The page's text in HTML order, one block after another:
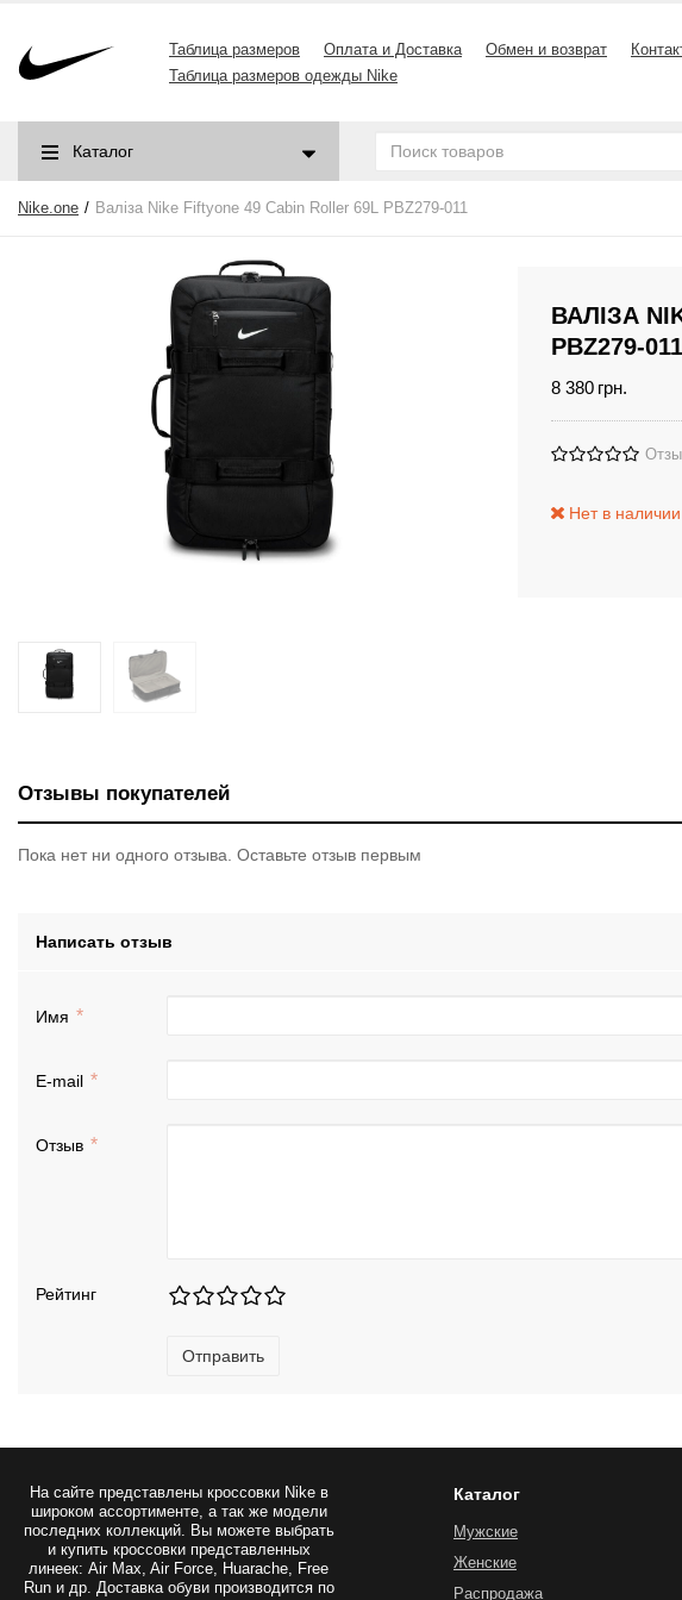
Таблица размеров Оплата и Доставка Обмен и возврат
Таблица размеров одежды Nike
Каталог
Nike.one Валіза Nike Fiftyone 49 Cabin Roller 69L PBZ279-011
ВАЛІЗА
PBZ279-011
8 380 грн.
Нет в наличии
Отзывы покупателей
Пока нет ни одного отзыва. Оставьте отзыв первым
Написать отзыв
Имя
E-mail
Отзыв
Рейтинг
Отправить
На сайте представлены кроссовки Nikeв
широком ассортименте, а так же модели
последних коллекций. Вы можете выбрать
и купить кроссовки представленных
линеек: Air Max, Air Force, Huarache, Free
Run и др. Доставка обуви производится по
Каталог
Мужские
Женские
Распродажа